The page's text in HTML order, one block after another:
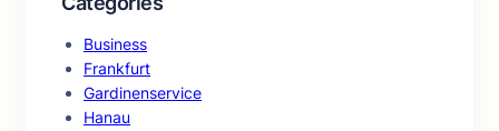
Business
Frankfurt
Gardinenservice
Hanau